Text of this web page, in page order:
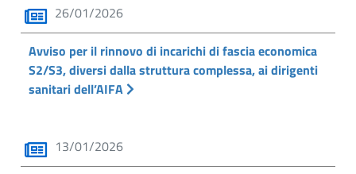
26/01/2026
Avviso per il rinnovo di incarichi di fascia economica
S2/S3, diversi dalla struttura complessa, ai dirigenti
sanitari dell’AIFA
13/01/2026